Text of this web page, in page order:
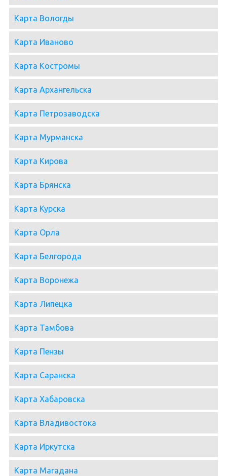
Карта Вологды
Карта Иваново
Карта Костромы
Карта Архангельска
Карта Петрозаводска
Карта Мурманска
Карта Кирова
Карта Брянска
Карта Курска
Карта Орла
Карта Белгорода
Карта Воронежа
Карта Липецка
Карта Тамбова
Карта Пензы
Карта Саранска
Карта Хабаровска
Карта Владивостока
Карта Иркутска
Карта Магадана